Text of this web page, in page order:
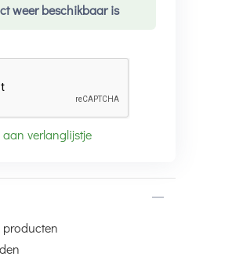
weer beschikbaar is
verlanglijstje
producten